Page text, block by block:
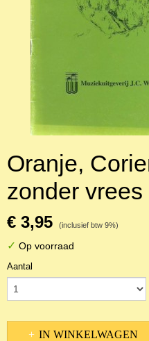
Oranje,
zonder vrees
€ 3,95 (inclusief btw 9%)
✓ Op voorraad
Aantal
IN WINKELWAGEN